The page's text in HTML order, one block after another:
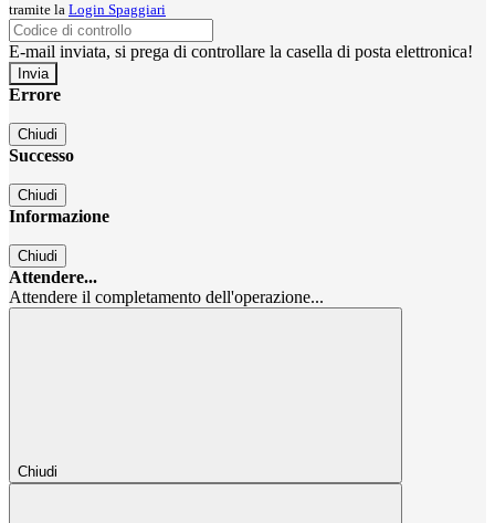
tramite la Login Spaggiari
E-mail inviata, si prega di controllare la casella di posta elettronica!
Errore
Chiudi
Successo
Chiudi
Informazione
Chiudi
Attendere...
Attendere il completamento dell'operazione...
Chiudi